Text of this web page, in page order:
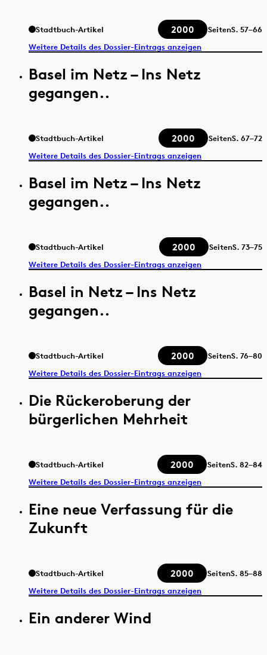
Stadtbuch-Artikel 2000 SeitenS. 57–66
Weitere Details des Dossier-Eintrags anzeigen
Basel im Netz – Ins Netz
gegangen..
Stadtbuch-Artikel 2000 SeitenS. 67–72
Weitere Details des Dossier-Eintrags anzeigen
Basel im Netz – Ins Netz
gegangen..
Stadtbuch-Artikel 2000 SeitenS. 73–75
Weitere Details des Dossier-Eintrags anzeigen
Basel in Netz – Ins Netz
gegangen..
Stadtbuch-Artikel 2000 SeitenS. 76–80
Weitere Details des Dossier-Eintrags anzeigen
Die Rückeroberung der
bürgerlichen Mehrheit
Stadtbuch-Artikel 2000 SeitenS. 82–84
Weitere Details des Dossier-Eintrags anzeigen
Eine neue Verfassung für die
Zukunft
Stadtbuch-Artikel 2000 SeitenS. 85–88
Weitere Details des Dossier-Eintrags anzeigen
Ein anderer Wind